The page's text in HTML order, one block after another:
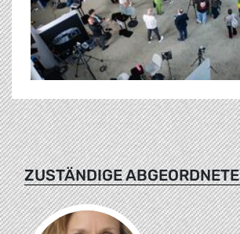
ZUSTÄNDIGE ABGEORDNETE